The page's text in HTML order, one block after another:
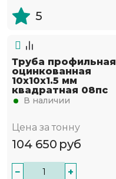
5
Труба профильная
оцинкованная
10х10х1.5 мм
квадратная 08пс
В наличии
Цена за тонну
104 650 руб
− +